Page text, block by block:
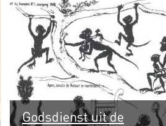
Godsdienst uit de